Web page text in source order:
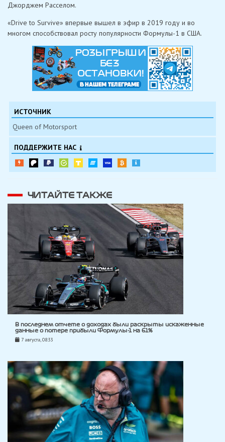
Джорджем Расселом.
«Drive to Survive» впервые вышел в эфир в 2019 году и во
многом способствовал росту популярности Формулы-1 в США.
ИСТОЧНИК
Queen of Motorsport
ПОДДЕРЖИТЕ НАС
ЧИТАЙТЕ ТАКЖЕ
В последнем отчете о доходах были раскрыты искаженные
данные о потере прибыли Формулы-1 на 61%
7 августа, 08:33